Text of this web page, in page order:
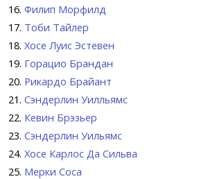
Филип Морфилд
Тоби Тайлер
Хосе Луис Эстевен
Горацио Брандан
Рикардо Брайант
Сэндерлин Уилльямс
Кевин Брэзьер
Сэндерлин Уильямс
Хосе Карлос Да Сильва
Мерки Соса